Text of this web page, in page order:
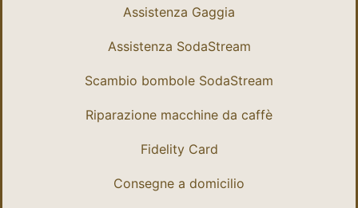
Assistenza Gaggia
Assistenza SodaStream
Scambio bombole SodaStream
Riparazione macchine da caffè
Fidelity Card
Consegne a domicilio